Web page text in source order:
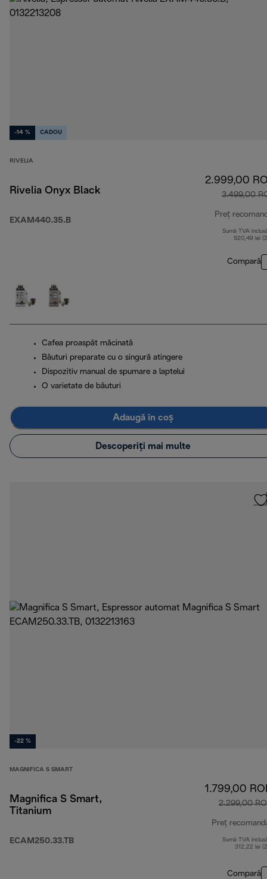
-14 % CADOU
RIVELIA
Rivelia Onyx Black
EXAM440.35.B
2.999,00
3.499,00
Preț
Sumă TVA
520,49 lei
Compară
Cafea proaspăt măcinată
Băuturi preparate cu o singură atingere
Dispozitiv manual de spumare a laptelui
O varietate de băuturi
Adaugă în coș
Descoperiți mai multe
-22 %
MAGNIFICA S SMART
Magnifica S Smart,
Titanium
ECAM250.33.TB
1.799,00
2.299,00
Preț
Sumă TVA
312,22 lei
Compară